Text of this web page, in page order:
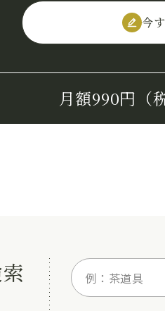
今
月額990円（